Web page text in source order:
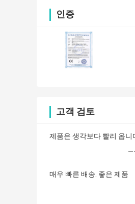
인증
고객 검토
제품은 생각보다 빨리 옵니
매우 빠른 배송. 좋은 제품